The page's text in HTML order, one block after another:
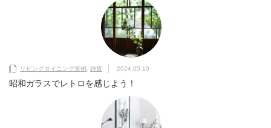
リビングダイニング実例 雑貨 2024.05.10
昭和ガラスでレトロを感じよう！